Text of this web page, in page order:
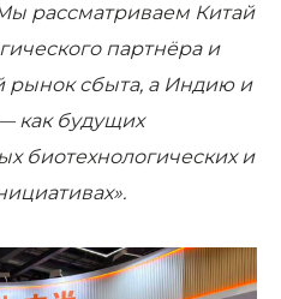
рассматриваем Китай
партнёра и
сбыта, а Индию и
как будущих
биотехнологических и